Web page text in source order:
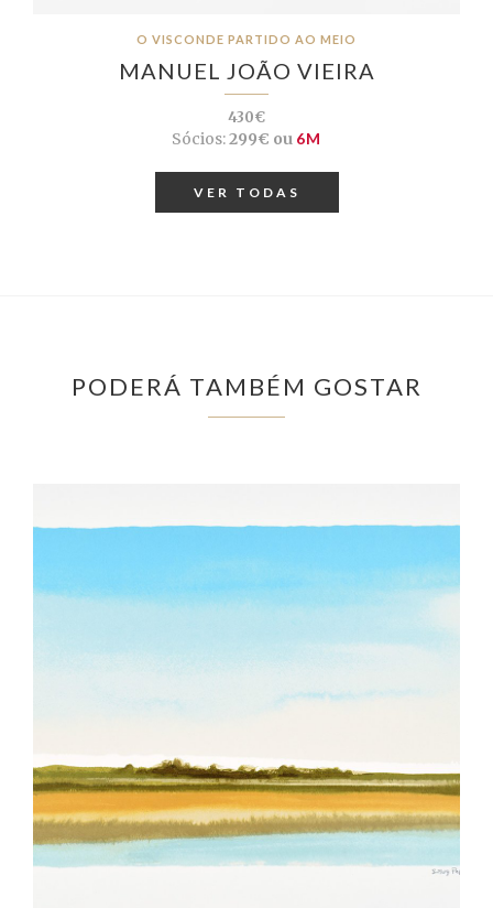
O VISCONDE PARTIDO AO MEIO
MANUEL JOÃO VIEIRA
430€
Sócios:299€ ou 6M
VER TODAS
PODERÁ TAMBÉM GOSTAR